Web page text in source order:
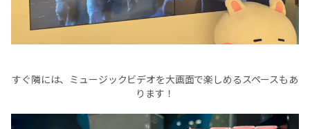
すぐ隣には、ミュージックビデオを大画面で楽しめるスペースもあ
ります！